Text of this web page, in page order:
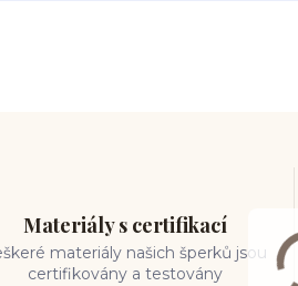
Materiály s certifikací
materiály našich šperků jsou
certifikovány a testovány